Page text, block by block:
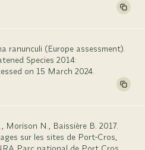
ranunculi (Europe assessment).
Species 2014:
on 15 March 2024.
Morison N., Baissière B. 2017.
sur les sites de Port-Cros,